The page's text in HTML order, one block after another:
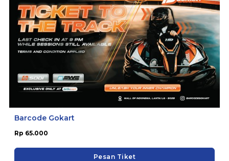
Barcode Gokart
Rp 65.000
Pesan Tiket